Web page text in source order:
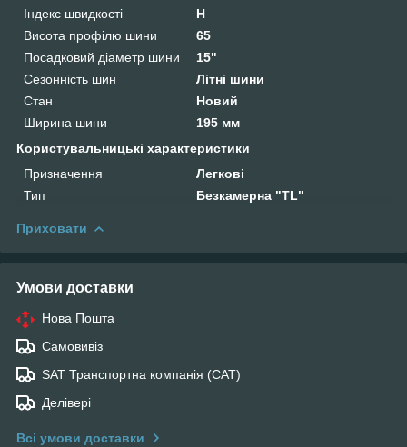
Індекс швидкості
H
Висота профілю шини
65
Посадковий діаметр шини
15"
Сезонність шин
Літні шини
Стан
Новий
Ширина шини
195 мм
Користувальницькі характеристики
Призначення
Легкові
Тип
Безкамерна "TL"
Приховати
Умови доставки
Нова Пошта
Самовивіз
SAT Транспортна компанія (САТ)
Делівері
Всі умови доставки